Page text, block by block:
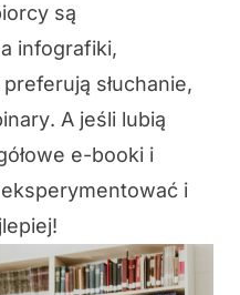
są
infografiki,
słuchanie,
. A jeśli lubią
e-booki i
i